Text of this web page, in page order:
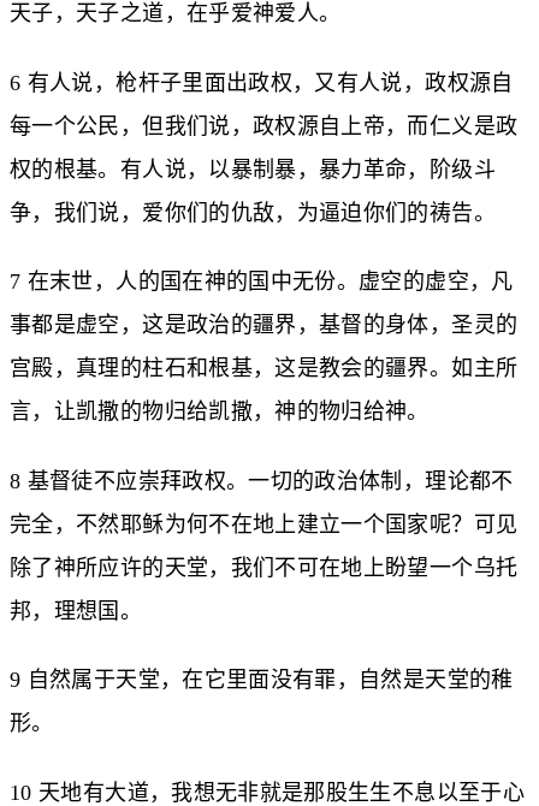
天子，天子之道，在乎爱神爱人。
6 有人说，枪杆子里面出政权，又有人说，政权源自
每一个公民，但我们说，政权源自上帝，而仁义是政
权的根基。有人说，以暴制暴，暴力革命，阶级斗
争，我们说，爱你们的仇敌，为逼迫你们的祷告。
7 在末世，人的国在神的国中无份。虚空的虚空，凡
事都是虚空，这是政治的疆界，基督的身体，圣灵的
宫殿，真理的柱石和根基，这是教会的疆界。如主所
言，让凯撒的物归给凯撒，神的物归给神。
8 基督徒不应崇拜政权。一切的政治体制，理论都不
完全，不然耶稣为何不在地上建立一个国家呢？可见
除了神所应许的天堂，我们不可在地上盼望一个乌托
邦，理想国。
9 自然属于天堂，在它里面没有罪，自然是天堂的稚
形。
10 天地有大道，我想无非就是那股生生不息以至于心